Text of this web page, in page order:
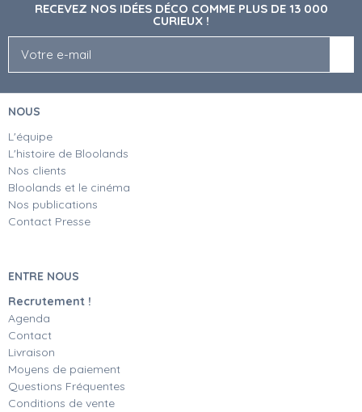
RECEVEZ NOS IDÉES DÉCO COMME PLUS DE 13 000
CURIEUX !
NOUS
L'équipe
L'histoire de Bloolands
Nos clients
Bloolands et le cinéma
Nos publications
Contact Presse
ENTRE NOUS
Recrutement !
Agenda
Contact
Livraison
Moyens de paiement
Questions Fréquentes
Conditions de vente